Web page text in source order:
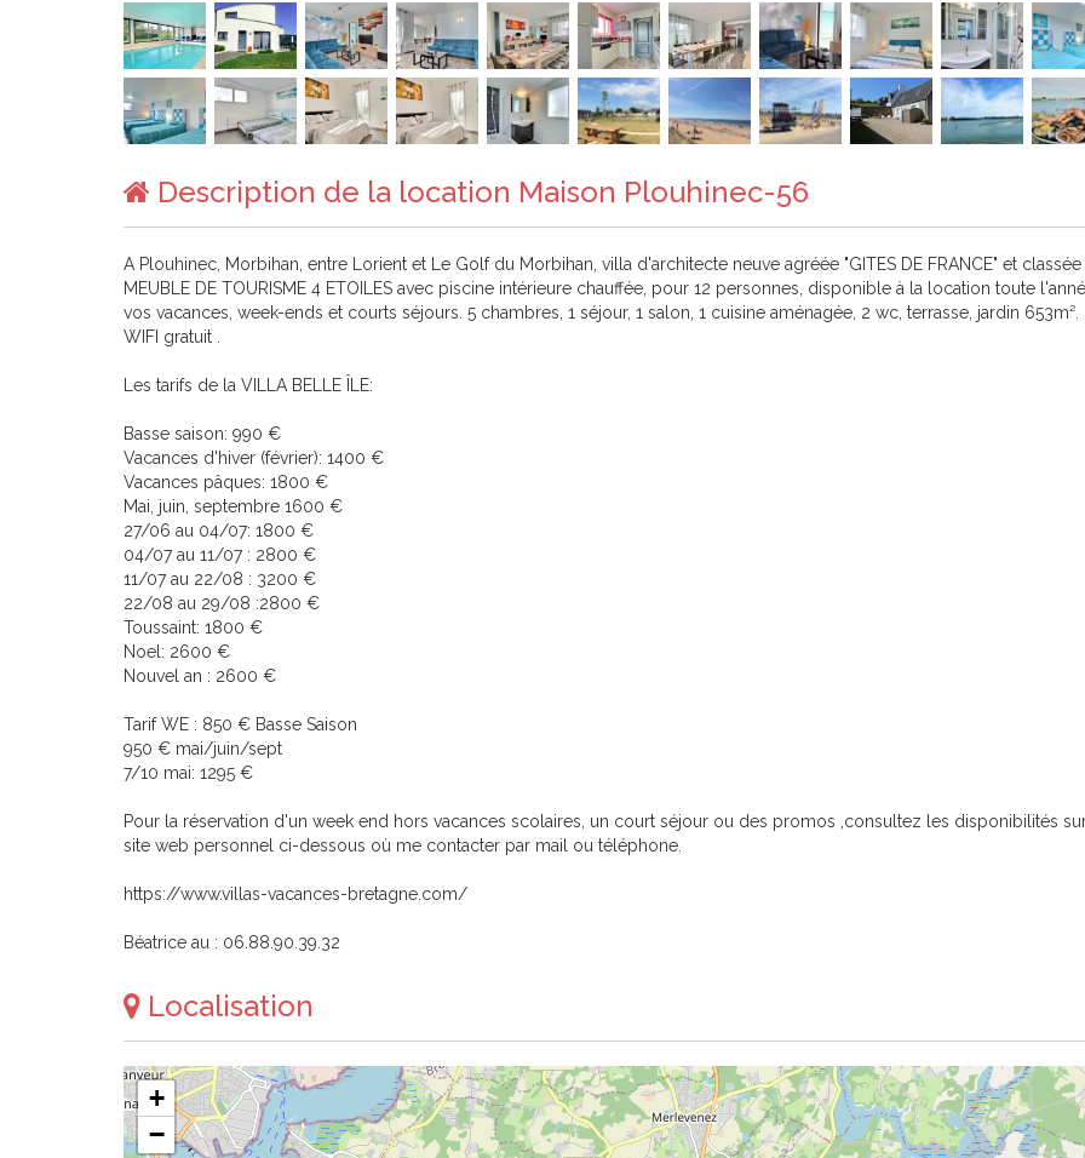
Description de la location Maison Plouhinec-56
A Plouhinec, Morbihan, entre Lorient et Le Golf du Morbihan, villa d'architecte neuve agréée "GITES DE FRANCE" et classée
MEUBLE DE TOURISME 4 ETOILES avec piscine intérieure chauffée, pour 12 personnes, disponible à la location toute
vos vacances, week-ends et courts séjours. 5 chambres, 1 séjour, 1 salon, 1 cuisine aménagée, 2 wc, terrasse, jardin 653m².
WIFI gratuit .
Les tarifs de la VILLA BELLE ÎLE:
Basse saison: 990 €
Vacances d'hiver (février): 1400 €
Vacances pâques: 1800 €
Mai, juin, septembre 1600 €
27/06 au 04/07: 1800 €
04/07 au 11/07 : 2800 €
11/07 au 22/08 : 3200 €
22/08 au 29/08 :2800 €
Toussaint: 1800 €
Noel: 2600 €
Nouvel an : 2600 €
Tarif WE : 850 € Basse Saison
950 € mai/juin/sept
7/10 mai: 1295 €
Pour la réservation d'un week end hors vacances scolaires, un court séjour ou des promos ,consultez les disponibilités
site web personnel ci-dessous où me contacter par mail ou téléphone.
https://www.villas-vacances-bretagne.com/
Béatrice au : 06.88.90.39.32
Localisation
+
−